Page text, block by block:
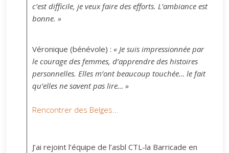
c’est difficile, je veux faire des efforts. L’ambiance est
bonne. »
Véronique (bénévole) : « Je suis impressionnée par
le courage des femmes, d’apprendre des histoires
personnelles. Elles m’ont beaucoup touchée… le fait
qu’elles ne savent pas lire… »
Rencontrer des Belges...
J’ai rejoint l’équipe de l’asbl CTL-la Barricade en